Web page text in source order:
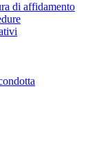
di affidamento